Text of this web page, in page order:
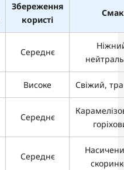
Збереження
користі
Смак
Середнє
Високе Свіжий,
Середнє
Середнє